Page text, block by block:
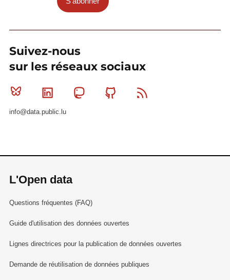
Suivez-nous
sur les réseaux sociaux
Bluesky Linkedin MastodonGithub
info@data.public.lu
L'Open data
Questions fréquentes (FAQ)
Guide d'utilisation des données ouvertes
Lignes directrices pour la publication de données ouvertes
Demande de réutilisation de données publiques